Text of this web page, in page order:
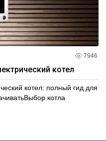
7946
котел
котел: полный гид для
котла